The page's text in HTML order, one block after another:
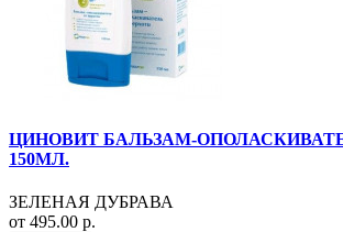
ЦИНОВИТ БАЛЬЗАМ-
150МЛ.
ЗЕЛЕНАЯ ДУБРАВА
от 495.00 р.